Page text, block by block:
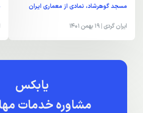
مسجد گوهرشاد، نمادی از معماری ایران
ایران گردی | 19 بهمن 1401
یابکس
مشاوره خدمات